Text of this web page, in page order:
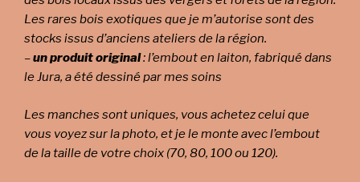
Les rares bois exotiques que je m’autorise sont des
stocks issus d’anciens ateliers de la région.
–un produit original: l’embout en laiton, fabriqué dans
le Jura, a été dessiné par mes soins
Les manches sont uniques, vous achetez celui que
vous voyez sur la photo, et je le monte avec l’embout
de la taille de votre choix (70, 80, 100 ou 120).